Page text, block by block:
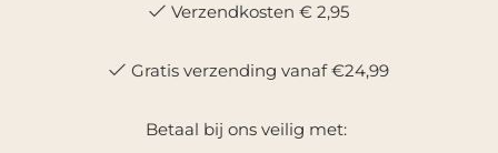
Verzendkosten € 2,95
Gratis verzending vanaf €24,99
Betaal bij ons veilig met: